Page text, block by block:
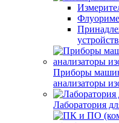
Приборы
анализаторы
Лаборатория